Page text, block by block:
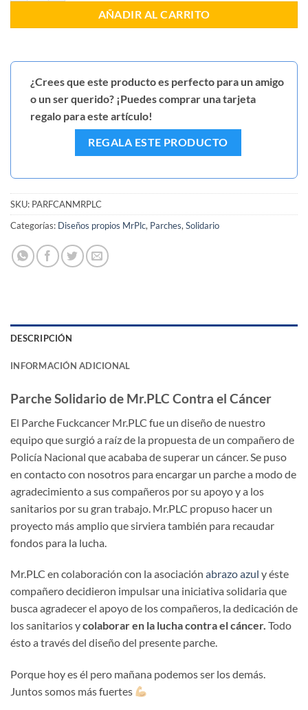
AÑADIR AL CARRITO
¿Crees que este producto es perfecto para un amigo
o un ser querido? ¡Puedes comprar una tarjeta
regalo para este artículo!
REGALA ESTE PRODUCTO
SKU: PARFCANMRPLC
Categorías: Diseños propios MrPlc, Parches, Solidario
DESCRIPCIÓN
INFORMACIÓN ADICIONAL
Parche Solidario de Mr.PLC Contra el Cáncer
El Parche Fuckcancer Mr.PLC fue un diseño de nuestro
equipo que surgió a raíz de la propuesta de un compañero de
Policía Nacional que acababa de superar un cáncer. Se puso
en contacto con nosotros para encargar un parche a modo de
agradecimiento a sus compañeros por su apoyo y a los
sanitarios por su gran trabajo. Mr.PLC propuso hacer un
proyecto más amplio que sirviera también para recaudar
fondos para la lucha.
Mr.PLC en colaboración con la asociación abrazo azul y éste
compañero decidieron impulsar una iniciativa solidaria que
busca agradecer el apoyo de los compañeros, la dedicación de
los sanitarios ycolaborar en la lucha contra el cáncer. Todo
ésto a través del diseño del presente parche.
Porque hoy es él pero mañana podemos ser los demás.
Juntos somos más fuertes